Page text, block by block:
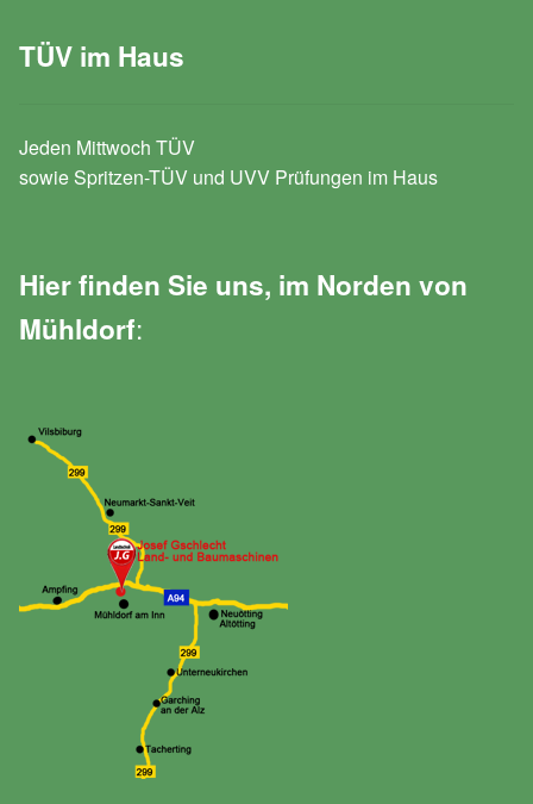
TÜV im Haus
Jeden Mittwoch TÜV
sowie Spritzen-TÜV und UVV Prüfungen im Haus
Hier finden Sie uns, im Norden von
Mühldorf: